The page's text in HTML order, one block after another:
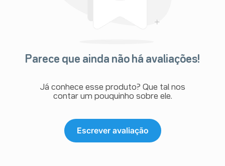
Parece que ainda não há avaliações!
Já conhece esse produto? Que tal nos
contar um pouquinho sobre ele.
Escrever avaliação